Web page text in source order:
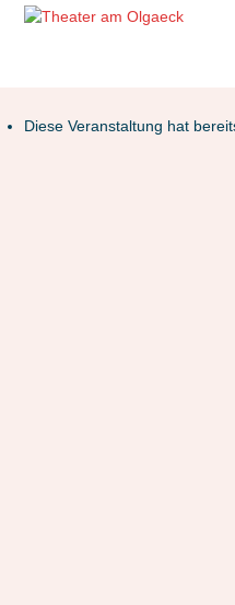
Diese Veranstaltung hat